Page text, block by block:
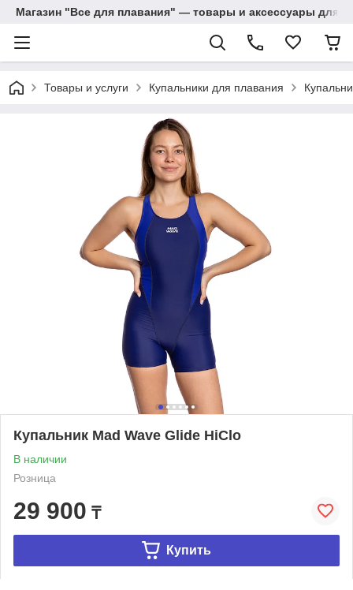
Магазин "Все для плавания" — товары и аксессуары для
Товары и услуги Купальники для плавания
Купальник Mad Wave Glide HiClo
В наличии
Розница
29 900 ₸
Купить